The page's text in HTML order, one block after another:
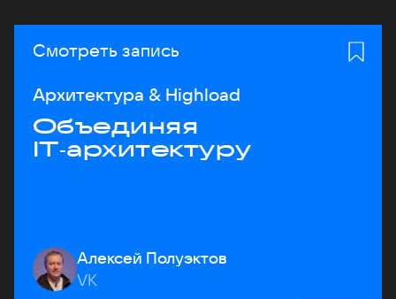
Смотреть запись
Архитектура & Highload
Объединяя
IT‑архитектуру
Алексей Полуэктов
VK